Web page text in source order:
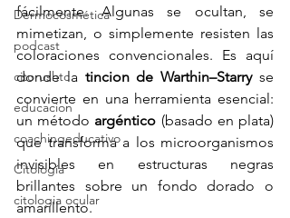
Dermocosmética
podcast
citorushtc
educacion
coachingeducativo
Citología
citologia ocular
fácilmente. Algunas se ocultan, se
mimetizan, o simplemente resisten las
coloraciones convencionales. Es aquí
donde la tincion de Warthin–Starry se
convierte en una herramienta esencial:
un método argéntico (basado en plata)
que transforma a los microorganismos
invisibles en estructuras negras
brillantes sobre un fondo dorado o
amarillento.